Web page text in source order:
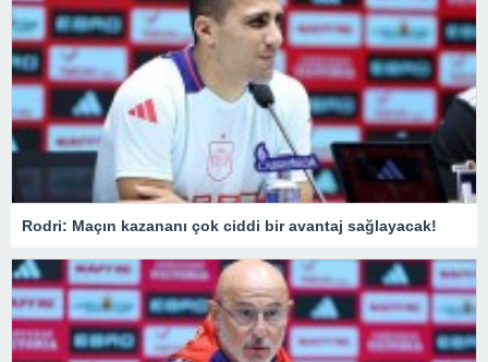
Rodri: Maçın kazananı çok ciddi bir avantaj sağlayacak!